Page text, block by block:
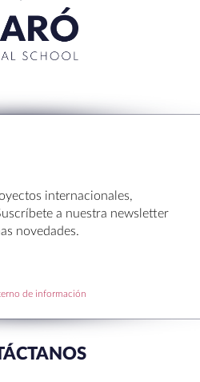
internacionales,
a nuestra newsletter
novedades.
de información